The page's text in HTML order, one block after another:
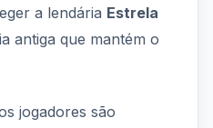
a lendária Estrela
antiga que mantém o
jogadores são